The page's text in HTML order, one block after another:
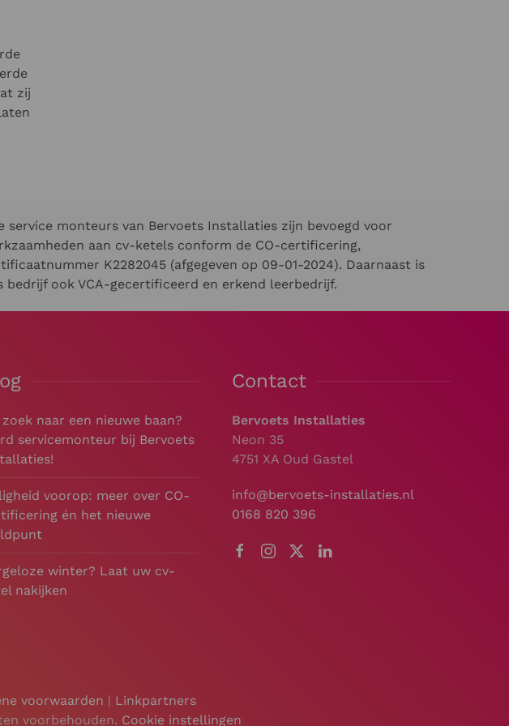
zij
service monteurs van Bervoets Installaties zijn bevoegd voor
aan cv-ketels conform de CO-certificering,
K2282045 (afgegeven op 09-01-2024). Daarnaast is
bedrijf ook VCA-gecertificeerd en erkend leerbedrijf.
zoek naar een nieuwe baan?
servicemonteur bij Bervoets
voorop: meer over CO-
én het nieuwe
winter? Laat uw cv-
nakijken
Contact
Bervoets Installaties
Neon 35
4751 XA Oud Gastel
info@bervoets-installaties.nl
0168 820 396
voorwaarden
Linkpartners
voorbehouden. Cookie instellingen